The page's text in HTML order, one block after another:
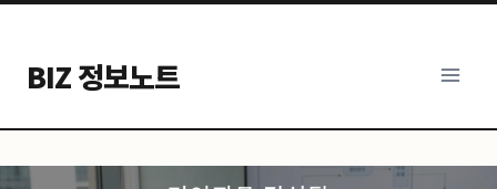
Skip
content
BIZ 정보노트